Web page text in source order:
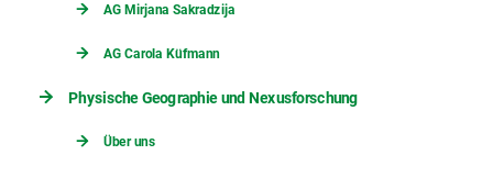
AG Mirjana Sakradzija
AG Carola Küfmann
Physische Geographie und Nexusforschung
Über uns